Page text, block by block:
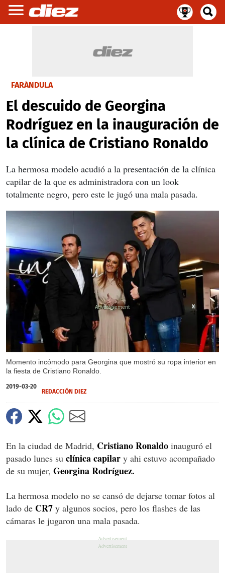
FARÁNDULA
El descuido de Georgina
Rodríguez en la inauguración de
la clínica de Cristiano Ronaldo
La hermosa modelo acudió a la presentación de la clínica
capilar de la que es administradora con un look
totalmente negro, pero este le jugó una mala pasada.
Momento incómodo para Georgina que mostró su ropa interior en
la fiesta de Cristiano Ronaldo.
X
X
2019-03-20
REDACCIÓN DIEZ
En la ciudad de Madrid, Cristiano Ronaldo inauguró el
pasado lunes su clínica capilar y ahi estuvo acompañado
de su mujer, Georgina Rodríguez.
La hermosa modelo no se cansó de dejarse tomar fotos al
lado de CR7 y algunos socios, pero los flashes de las
cámaras le jugaron una mala pasada.